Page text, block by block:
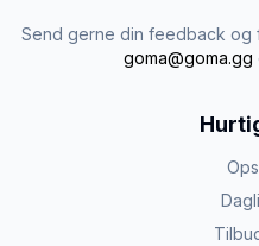
Send gerne din feedback og
goma@goma.gg